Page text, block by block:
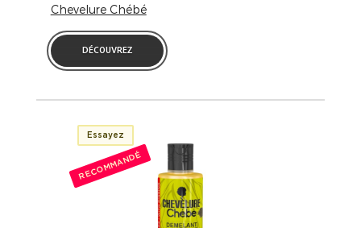
Chevelure Chébé
DÉCOUVREZ
Essayez
RECOMMANDÉ